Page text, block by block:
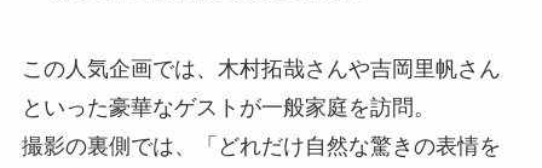
この人気企画では、木村拓哉さんや吉岡里帆さん
といった豪華なゲストが一般家庭を訪問。
撮影の裏側では、「どれだけ自然な驚きの表情を